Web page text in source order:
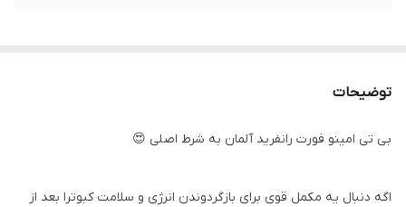
توضیحات
بی تی امینو فورت رانفرید آلمان به شرط اصلی 😍
اگه دنبال یه مکمل قوی برای بازگردوندن انرژی و سلامت کبوترا بعد از